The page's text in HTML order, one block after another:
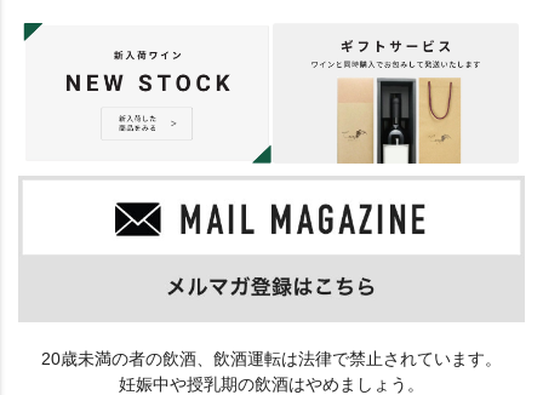
20歳未満の者の飲酒、飲酒運転は法律で禁止されています。
妊娠中や授乳期の飲酒はやめましょう。